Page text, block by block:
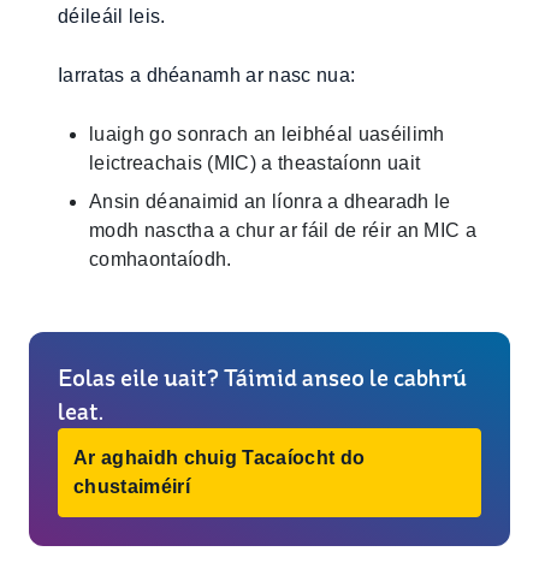
déileáil leis.
Iarratas a dhéanamh ar nasc nua:
luaigh go sonrach an leibhéal uaséilimh
leictreachais (MIC) a theastaíonn uait
Ansin déanaimid an líonra a dhearadh le
modh nasctha a chur ar fáil de réir an MIC a
comhaontaíodh.
Eolas eile uait? Táimid anseo le cabhrú
leat.
Ar aghaidh chuig Tacaíocht do
chustaiméirí